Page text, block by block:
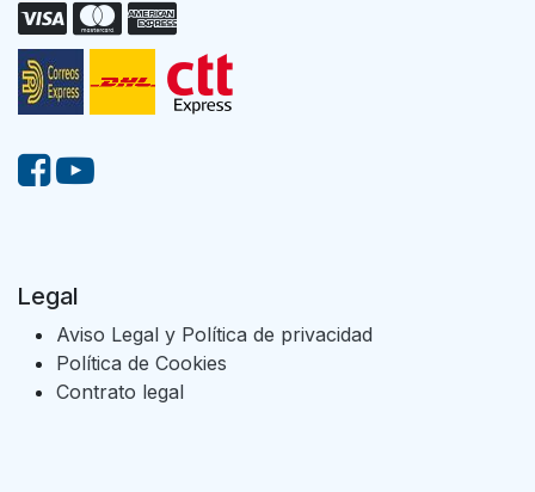
Legal
Aviso Legal y Política de privacidad
Política de Cookies
Contrato legal